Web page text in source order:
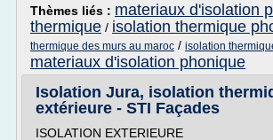
Thèmes liés : materiaux d'isolation
thermique / isolation thermique
thermique des murs au maroc / isolation
materiaux d'isolation phonique
Isolation Jura, isolation
extérieure - STI Façades
ISOLATION EXTERIEURE